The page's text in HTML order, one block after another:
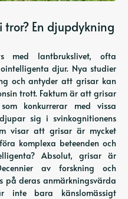
En djupdykning
med lantbrukslivet, ofta
djur. Nya studier
och antyder att grisar kan
trott. Faktum är att grisar
konkurrerar med vissa
sig i svinkognitionens
visar att grisar är mycket
komplexa beteenden och
Absolut, grisar är
av forskning och
på deras anmärkningsvärda
inte bara känslomässigt